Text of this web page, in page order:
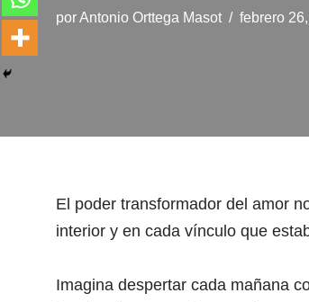
porAntonio Orttega Masot febrero
El poder transformador del amor
interior y en cada vínculo que
Imagina despertar cada mañana